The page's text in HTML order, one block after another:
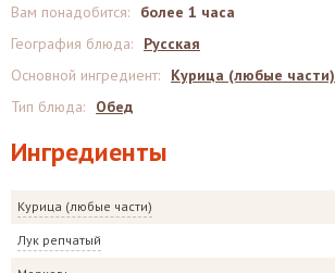
Ингредиенты
Курица (любые части)
Лук репчатый
Вам понадобится:
более 1 часа
География блюда:
Русская
Основной ингредиент:
Курица (любые части)
Тип блюда: Обед